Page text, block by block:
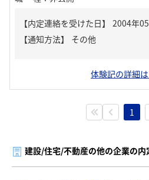
【内定連絡を受けた日】
2004年
【通知方法】
その他
体験記の詳細
1
建設/住宅/不動産の他の企業の内